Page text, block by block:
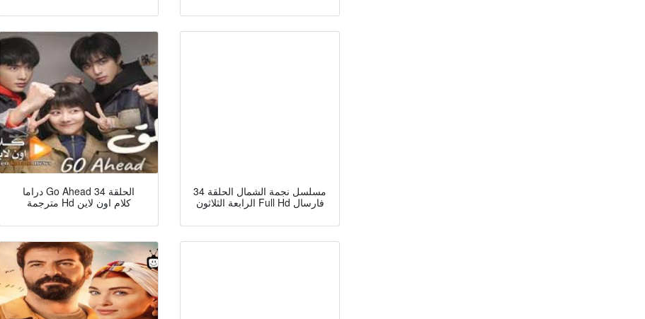
دراما Go Ahead الحلقة 34
مترجمة Hd كلام اون لاين
مسلسل نجمة الشمال الحلقة 34
الرابعة الثلاثون Full Hd فارسال